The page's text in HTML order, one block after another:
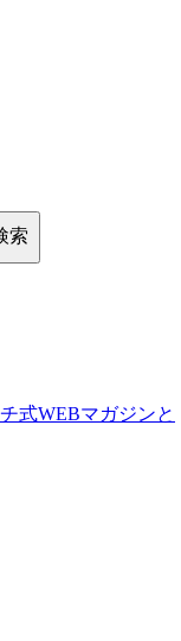
式WEBマガジンと